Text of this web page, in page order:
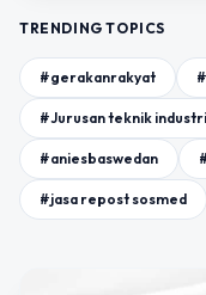
TRENDING TOPICS
#gerakanrakyat
#Jurusan teknik industri
#aniesbaswedan
#jasa repost sosmed